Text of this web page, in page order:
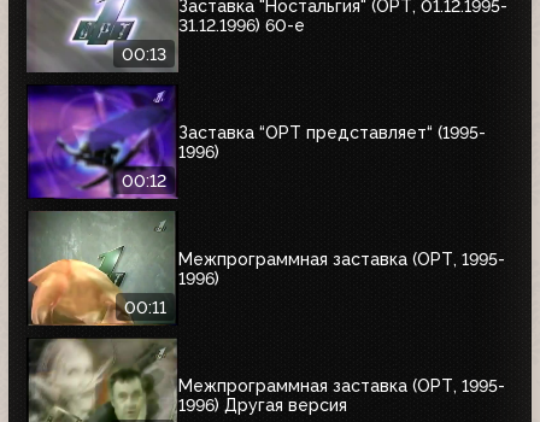
00:13
Заставка "Ностальгия" (ОРТ, 01.12.1995-
31.12.1996) 60-е
00:12
Заставка “ОРТ представляет“ (1995-
1996)
00:11
Межпрограммная заставка (ОРТ, 1995-
1996)
Межпрограммная заставка (ОРТ, 1995-
1996) Другая версия